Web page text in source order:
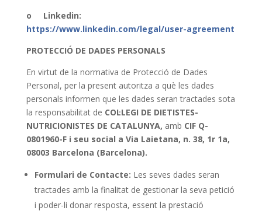
o Linkedin:
https://www.linkedin.com/legal/user-agreement
PROTECCIÓ DE DADES PERSONALS
En virtut de la normativa de Protecció de Dades
Personal, per la present autoritza a què les dades
personals informen que les dades seran tractades sota
la responsabilitat de COL·LEGI DE DIETISTES-
NUTRICIONISTES DE CATALUNYA, amb CIF Q-
0801960-F i seu social a Via Laietana, n. 38, 1r 1a,
08003 Barcelona (Barcelona).
Formulari de Contacte: Les seves dades seran
tractades amb la finalitat de gestionar la seva petició
i poder-li donar resposta, essent la prestació